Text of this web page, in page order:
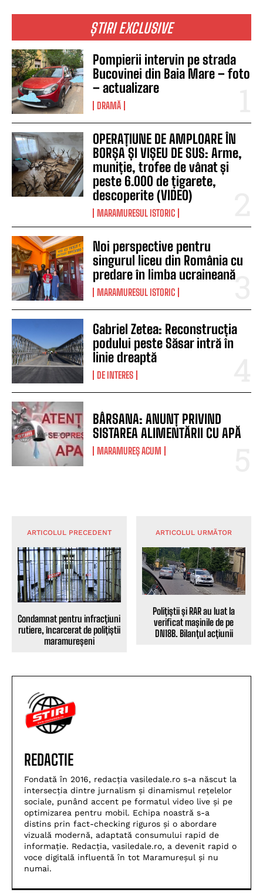
ȘTIRI EXCLUSIVE
Pompierii intervin pe strada
Bucovinei din Baia Mare – foto
– actualizare
DRAMĂ
OPERAȚIUNE DE AMPLOARE ÎN
BORȘA ȘI VIȘEU DE SUS: Arme,
muniție, trofee de vânat și
peste 6.000 de țigarete,
descoperite (VIDEO)
MARAMURESUL ISTORIC
Noi perspective pentru
singurul liceu din România cu
predare în limba ucraineană
MARAMURESUL ISTORIC
Gabriel Zetea: Reconstrucția
podului peste Săsar intră în
linie dreaptă
DE INTERES
BÂRSANA: ANUNȚ PRIVIND
SISTAREA ALIMENTĂRII CU APĂ
MARAMUREȘ ACUM
ARTICOLUL PRECEDENT
Condamnat pentru infracțiuni
rutiere, încarcerat de polițiștii
maramureșeni
ARTICOLUL URMĂTOR
Polițiștii și RAR au luat la
verificat mașinile de pe
DN18B. Bilanțul acțiunii
REDACTIE
Fondată în 2016, redacția vasiledale.ro s-a născut la
intersecția dintre jurnalism și dinamismul rețelelor
sociale, punând accent pe formatul video live și pe
optimizarea pentru mobil. Echipa noastră s-a
distins prin fact-checking riguros și o abordare
vizuală modernă, adaptată consumului rapid de
informație. Redacția, vasiledale.ro, a devenit rapid o
voce digitală influentă în tot Maramureșul și nu
numai.